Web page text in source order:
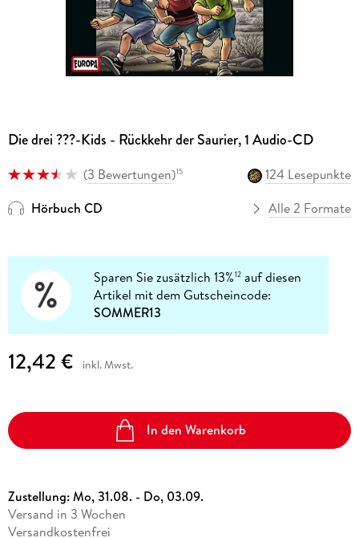
Die drei ???-Kids - Rückkehr der Saurier, 1 Audio-CD
(3 Bewertungen)15
124 Lesepunkte
Hörbuch CD
Alle 2 Formate
Sparen Sie zusätzlich 13%12 auf diesen
Artikel mit dem Gutscheincode:
SOMMER13
12,42 € inkl. Mwst.
In den Warenkorb
Zustellung:Mo, 31.08. - Do, 03.09.
Versand in 3 Wochen
Versandkostenfrei